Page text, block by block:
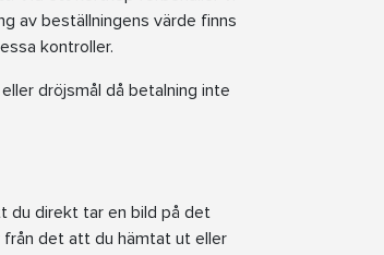
av beställningens värde finns
kontroller.
dröjsmål då betalning inte
du direkt tar en bild på det
det att du hämtat ut eller